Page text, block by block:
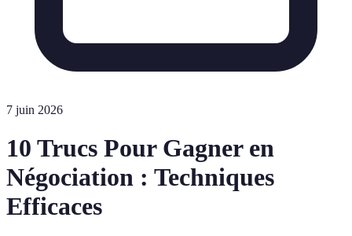
7 juin 2026
10 Trucs Pour Gagner en
Négociation : Techniques
Efficaces